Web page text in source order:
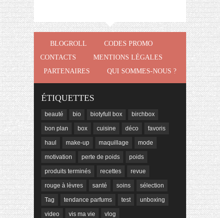
BLOGROLL
CODES PROMO
CONTACTS
MENTIONS LÉGALES
PARTENAIRES
QUI SOMMES-NOUS ?
ÉTIQUETTES
beauté bio biotyfull box birchbox
bon plan box cuisine déco favoris
haul make-up maquillage mode
motivation perte de poids poids
produits terminés recettes revue
rouge à lèvres santé soins sélection
Tag tendance parfums test unboxing
video vis ma vie vlog